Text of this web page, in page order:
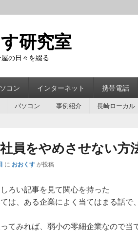
研究室
の日々を綴る
コン インターネット 携帯電話
パソコン 事例紹介 長崎ローカル
員をやめさせない方
に おおくすが投稿
ろい記事を見て関心を持った
は、ある企業によく当てはまる話で
てみれば、弱小の零細企業なので当